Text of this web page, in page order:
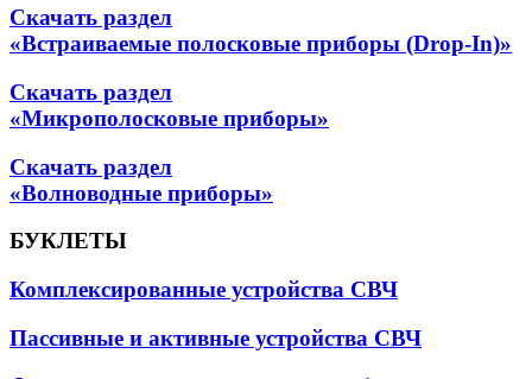
Скачать раздел
«Встраиваемые полосковые приборы (Drop-In)»
Скачать раздел
«Микрополосковые приборы»
Скачать раздел
«Волноводные приборы»
БУКЛЕТЫ
Комплексированные устройства СВЧ
Пассивные и активные устройства СВЧ